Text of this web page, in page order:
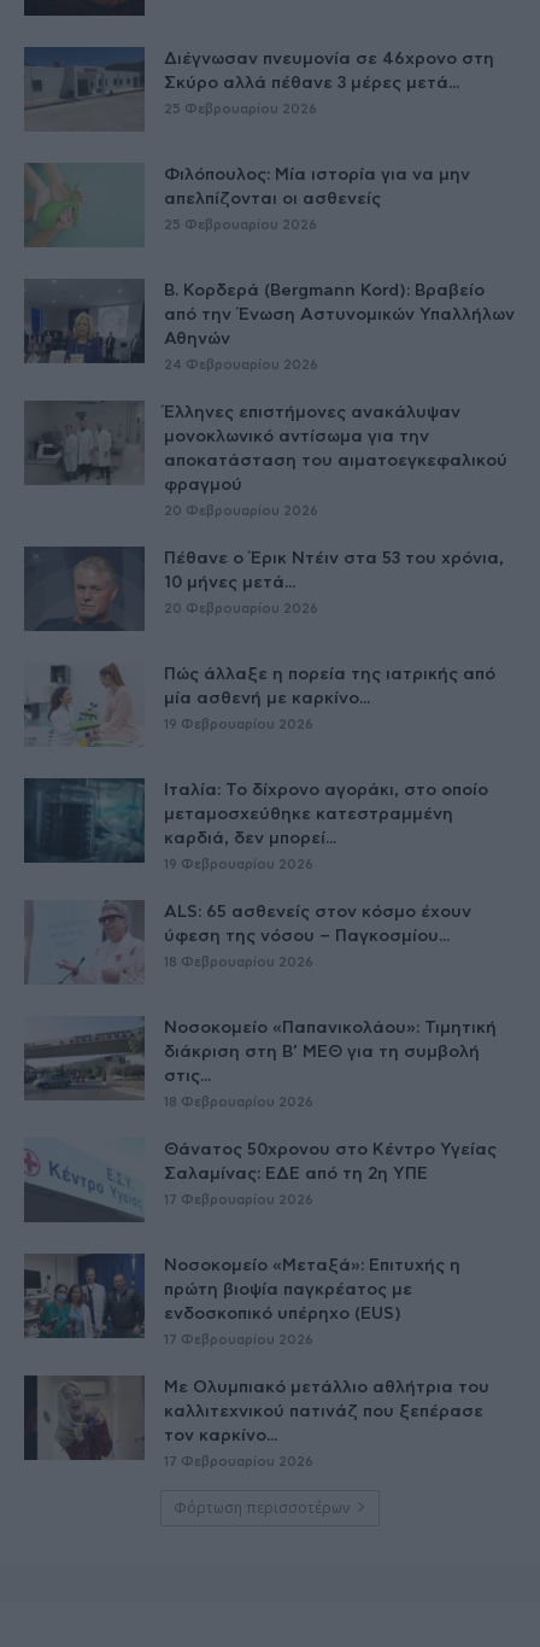
Διέγνωσαν πνευμονία σε 46χρονο στη
Σκύρο αλλά πέθανε 3 μέρες μετά...
25 Φεβρουαρίου 2026
Φιλόπουλος: Μία ιστορία για να μην
απελπίζονται οι ασθενείς
25 Φεβρουαρίου 2026
Β. Κορδερά (Bergmann Kord): Βραβείο
από την Ένωση Αστυνομικών Υπαλλήλων
Αθηνών
24 Φεβρουαρίου 2026
Έλληνες επιστήμονες ανακάλυψαν
μονοκλωνικό αντίσωμα για την
αποκατάσταση του αιματοεγκεφαλικού
φραγμού
20 Φεβρουαρίου 2026
Πέθανε ο Έρικ Ντέιν στα 53 του χρόνια,
10 μήνες μετά...
20 Φεβρουαρίου 2026
Πώς άλλαξε η πορεία της ιατρικής από
μία ασθενή με καρκίνο...
19 Φεβρουαρίου 2026
Ιταλία: Το δίχρονο αγοράκι, στο οποίο
μεταμοσχεύθηκε κατεστραμμένη
καρδιά, δεν μπορεί...
19 Φεβρουαρίου 2026
ALS: 65 ασθενείς στον κόσμο έχουν
ύφεση της νόσου – Παγκοσμίου...
18 Φεβρουαρίου 2026
Νοσοκομείο «Παπανικολάου»: Τιμητική
διάκριση στη Β’ ΜΕΘ για τη συμβολή
στις...
18 Φεβρουαρίου 2026
Θάνατος 50χρονου στο Κέντρο Υγείας
Σαλαμίνας: ΕΔΕ από τη 2η ΥΠΕ
17 Φεβρουαρίου 2026
Νοσοκομείο «Μεταξά»: Επιτυχής η
πρώτη βιοψία παγκρέατος με
ενδοσκοπικό υπέρηχο (EUS)
17 Φεβρουαρίου 2026
Με Ολυμπιακό μετάλλιο αθλήτρια του
καλλιτεχνικού πατινάζ που ξεπέρασε
τον καρκίνο...
17 Φεβρουαρίου 2026
Φόρτωση περισσοτέρων